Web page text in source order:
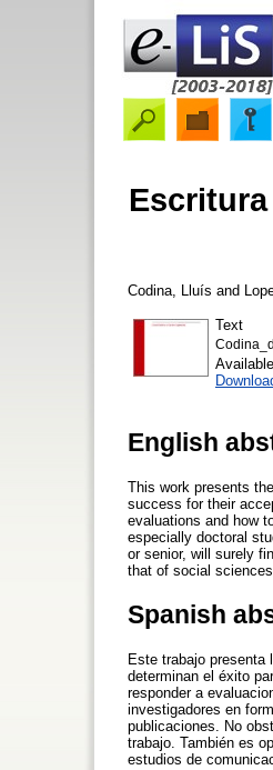
Codina, Lluís and
Text
English
This work presents
success for their
evaluations and how
especially doctoral
or senior, will surely
that of social
Spanish
Este trabajo
determinan el éxito
responder a
investigadores en
publicaciones. No
trabajo. También es
estudios de